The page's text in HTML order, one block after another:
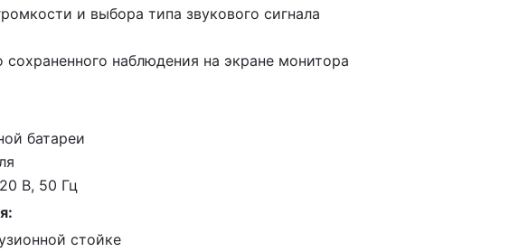
и выбора типа звукового сигнала
наблюдения на экране монитора
батареи
В, 50 Гц
стойке